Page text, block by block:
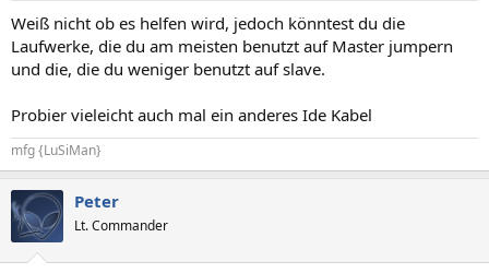
Weiß nicht ob es helfen wird, jedoch könntest du die
Laufwerke, die du am meisten benutzt auf Master jumpern
und die, die du weniger benutzt auf slave.
Probier vieleicht auch mal ein anderes Ide Kabel
mfg {LuSiMan}
Peter
Lt. Commander